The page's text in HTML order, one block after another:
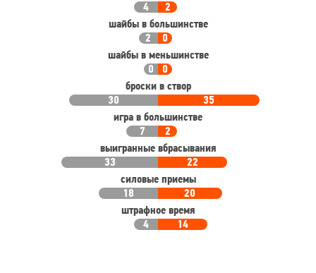
4
2
шайбы в большинстве
2
0
шайбы в меньшинстве
0
0
броски в створ
30
35
игра в большинстве
7
2
выигранные вбрасывания
33
22
силовые приемы
18
20
штрафное время
4
14